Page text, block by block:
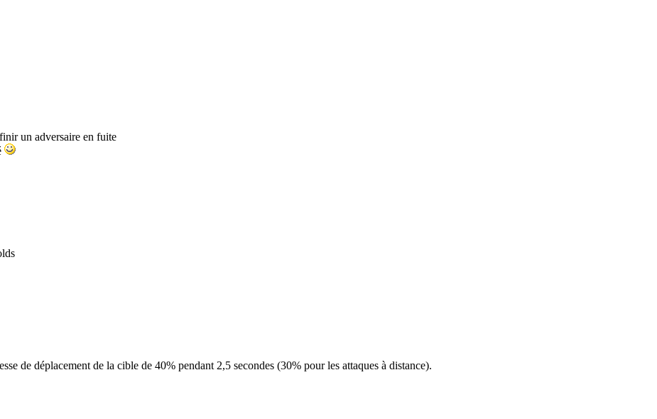
un adversaire en fuite
de déplacement de la cible de 40% pendant 2,5 secondes (30% pour les attaques à distance).